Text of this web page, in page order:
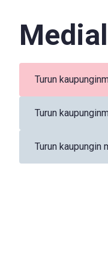
Turun
Turun
Turun kaupungin